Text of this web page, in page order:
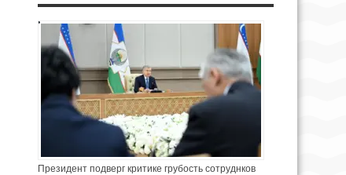
Президент подверг критике грубость сотруднков